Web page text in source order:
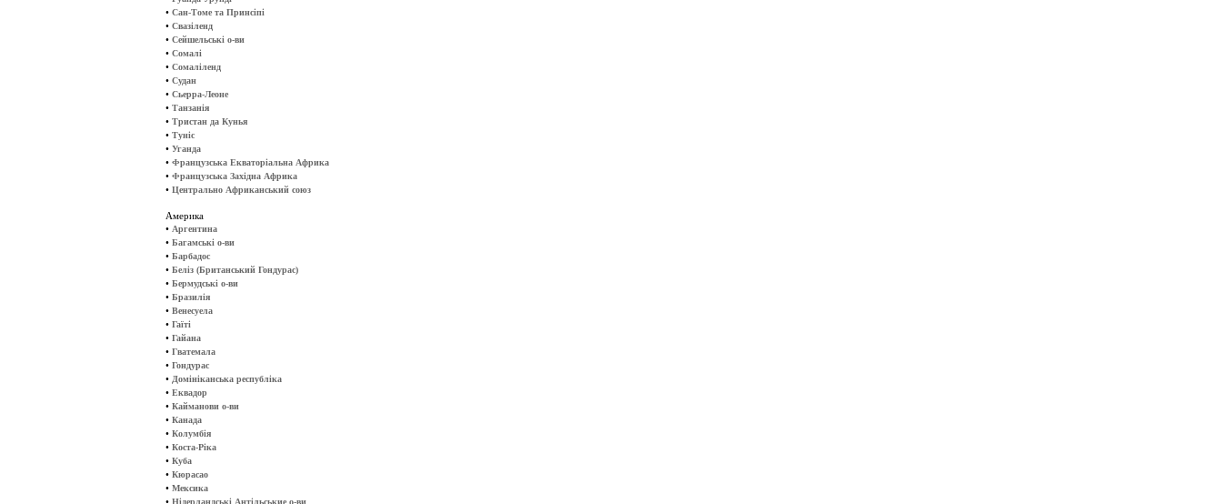
• Сан-Томе та Принсіпі
• Свазіленд
• Сейшельські о-ви
• Сомалі
• Сомаліленд
• Судан
• Сьерра-Леоне
• Танзанія
• Тристан да Кунья
• Туніс
• Уганда
• Французська Екваторіальна Африка
• Французська Західна Африка
• Центрально Африканський союз
Америка
• Аргентина
• Багамські о-ви
• Барбадос
• Беліз (Британський Гондурас)
• Бермудські о-ви
• Бразилія
• Венесуела
• Гаїті
• Гайана
• Гватемала
• Гондурас
• Домініканська республіка
• Еквадор
• Кайманови о-ви
• Канада
• Колумбія
• Коста-Ріка
• Куба
• Кюрасао
• Мексика
• Нідерландські Антільськие о-ви